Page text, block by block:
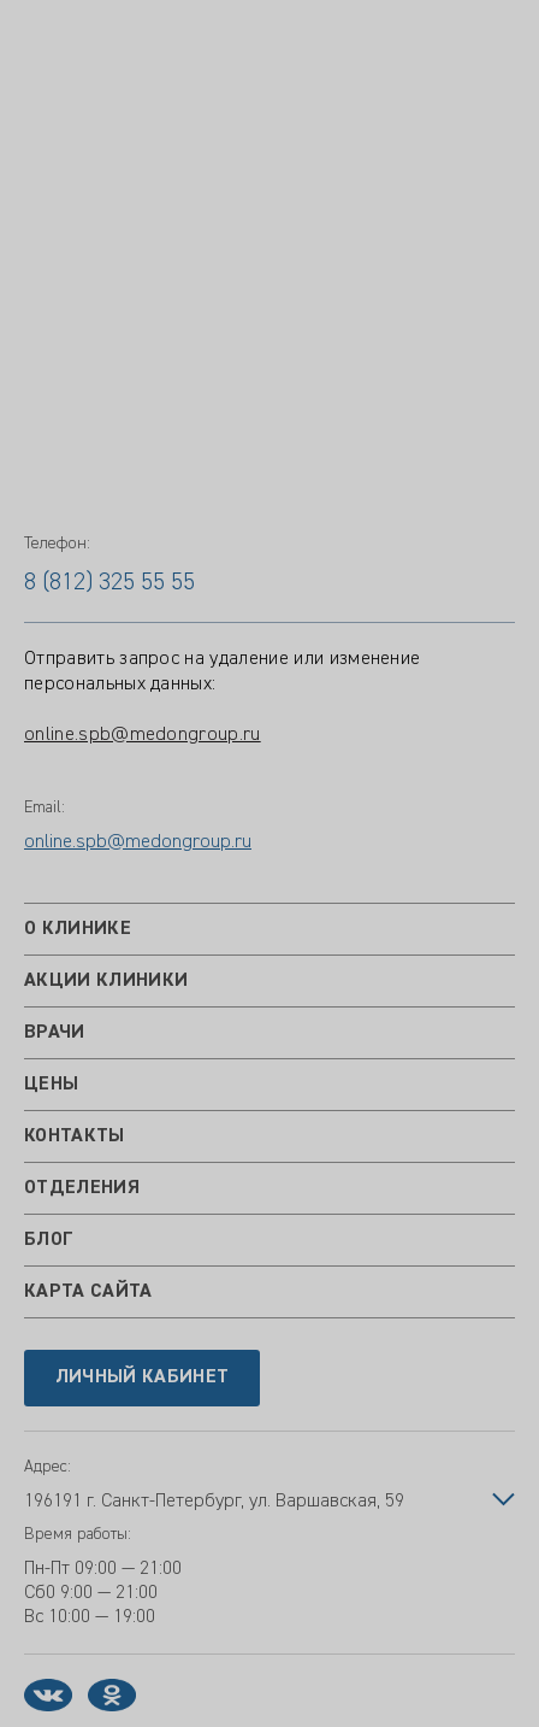
Телефон:
8 (812) 325 55 55
Отправить запрос на удаление или изменение
персональных данных:
online.spb@medongroup.ru
Email:
online.spb@medongroup.ru
О КЛИНИКЕ
АКЦИИ КЛИНИКИ
ВРАЧИ
ЦЕНЫ
КОНТАКТЫ
ОТДЕЛЕНИЯ
БЛОГ
КАРТА САЙТА
ЛИЧНЫЙ КАБИНЕТ
Адрес:
196191 г. Санкт-Петербург, ул. Варшавская, 59
Время работы:
Пн-Пт 09:00 — 21:00
Сб0 9:00 — 21:00
Вс 10:00 — 19:00